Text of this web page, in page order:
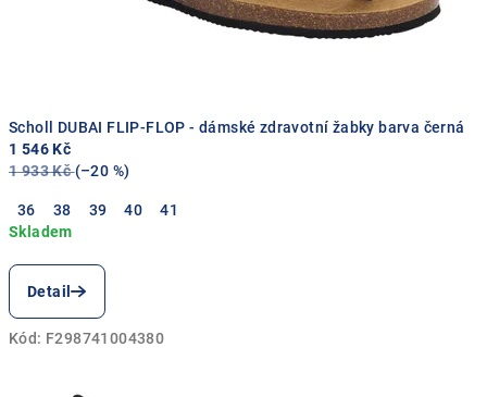
m
n
o
h
á
m
Scholl DUBAI FLIP-FLOP - dámské zdravotní žabky barva černá
1 546 Kč
1 933 Kč (–20 %)
36 38 39 40 41
Detail
Kód: F298741004380